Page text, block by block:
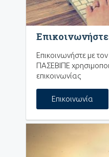
Επικοινωνήστε με
ΠΑΣΕΒΙΠΕ
επικοινωνίας
Επικοινωνία